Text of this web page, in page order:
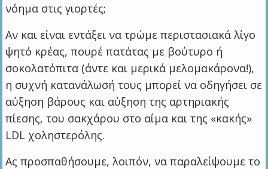
νόημα στις γιορτές;
Αν και είναι εντάξει να τρώμε περιστασιακά λίγο
ψητό κρέας, πουρέ πατάτας με βούτυρο ή
σοκολατόπιτα (άντε και μερικά μελομακάρονα!),
η συχνή κατανάλωσή τους μπορεί να οδηγήσει σε
αύξηση βάρους και αύξηση της αρτηριακής
πίεσης, του σακχάρου στο αίμα και της «κακής»
LDL χοληστερόλης.
Ας προσπαθήσουμε, λοιπόν, να παραλείψουμε το